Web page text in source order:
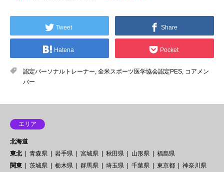
Tweet Share
Hatena Pocket
認定パーソナルトレーナー 全米スポーツ医学協会認定PES コアメン
バー
エリア
北海道
東北
青森県 岩手県 宮城県 秋田県 山形県
福島県
関東
茨城県 栃木県 群馬県 埼玉県 千葉県 東京都
神奈川県